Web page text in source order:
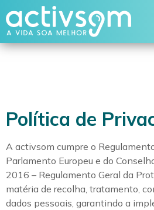
Política de
A activsom cumpre o
Parlamento Europeu e do
2016 – Regulamento Geral da
matéria de recolha, tratamento,
dados pessoais, garantindo a